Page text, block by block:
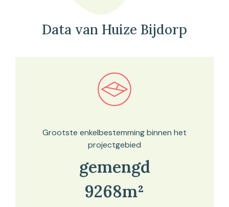
Data van Huize Bijdorp
Bekijk in onze kaartviewer
Grootste enkelbestemming binnen het
projectgebied
gemengd
9268m²